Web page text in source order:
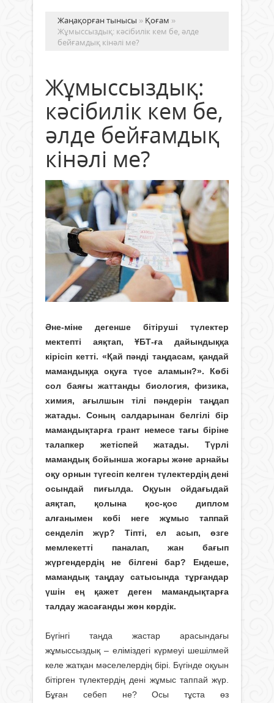
Жаңақорған тынысы » Қоғам »
Жұмыссыздық: кәсібилік кем бе, әлде
бейғамдық кінәлі ме?
Жұмыссыздық:
кәсібилік кем бе,
әлде бейғамдық
кінәлі ме?
Әне-міне дегенше бітіруші түлектер
мектепті аяқтап, ҰБТ-ға дайындыққа
кірісіп кетті. «Қай пәнді таңдасам, қандай
мамандыққа оқуға түсе аламын?». Көбі
сол баяғы жаттанды биология, физика,
химия, ағылшын тілі пәндерін таңдап
жатады. Соның салдарынан белгілі бір
мамандықтарға грант немесе тағы біріне
талапкер жетіспей жатады. Түрлі
мамандық бойынша жоғары және арнайы
оқу орнын түгесіп келген түлектердің дені
осындай пиғылда. Оқуын ойдағыдай
аяқтап, қолына қос-қос диплом
алғанымен көбі неге жұмыс таппай
сенделіп жүр? Тіпті, ел асып, өзге
мемлекетті паналап, жан бағып
жүргендердің не білгені бар? Ендеше,
мамандық таңдау сатысында тұрғандар
үшін ең қажет деген мамандықтарға
талдау жасағанды жөн көрдік.
Бүгінгі таңда жастар арасындағы
жұмыссыздық – еліміздегі күрмеуі ше­шіл­мей
келе жатқан мәселелердің бірі. Бүгінде оқуын
бітірген түлектердің дені жұмыс таппай жүр.
Бұған себеп не? Осы тұста өз